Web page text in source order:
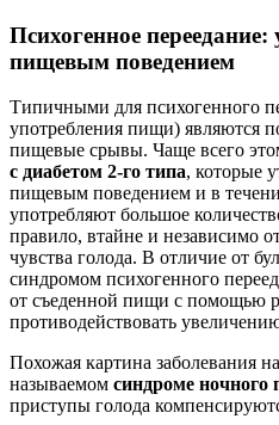
Психогенное
пищевым поведением
Типичными для психогенного
употребления пищи) являются
пищевые срывы. Чаще всего
с диабетом 2-го типа, которые
пищевым поведением и в
употребляют большое
правило, втайне и независимо
чувства голода. В отличие от
синдромом психогенного
от съеденной пищи с помощью
противодействовать
Похожая картина заболевания
называемом синдроме ночного
приступы голода